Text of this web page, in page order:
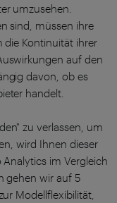
umzusehen.
sind, müssen ihre
die Kontinuität ihrer
auf den
davon, ob es
handelt.
zu verlassen, um
wird Ihnen dieser
im Vergleich
gehen wir auf 5
Modellflexibilität,